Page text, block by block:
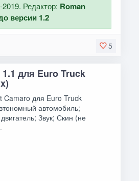
Редактор: Roman
версии 1.2
5
для Euro Truck
Camaro для Euro Truck
автомобиль;
Звук; Скин (не